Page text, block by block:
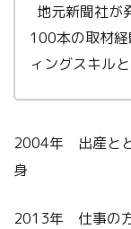
地元新聞社が
100本の取材
ィングスキル
2004年 出産と
身
2013年 仕事の